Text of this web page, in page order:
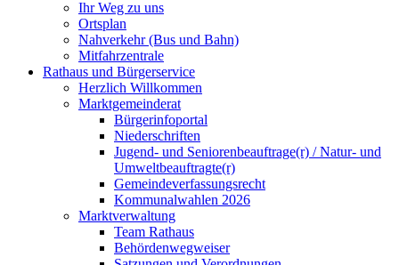
Ihr Weg zu uns
Ortsplan
Nahverkehr (Bus und Bahn)
Mitfahrzentrale
Rathaus und Bürgerservice
Herzlich Willkommen
Marktgemeinderat
Bürgerinfoportal
Niederschriften
Jugend- und Seniorenbeauftrage(r) / Natur- und
Umweltbeauftragte(r)
Gemeindeverfassungsrecht
Kommunalwahlen 2026
Marktverwaltung
Team Rathaus
Behördenwegweiser